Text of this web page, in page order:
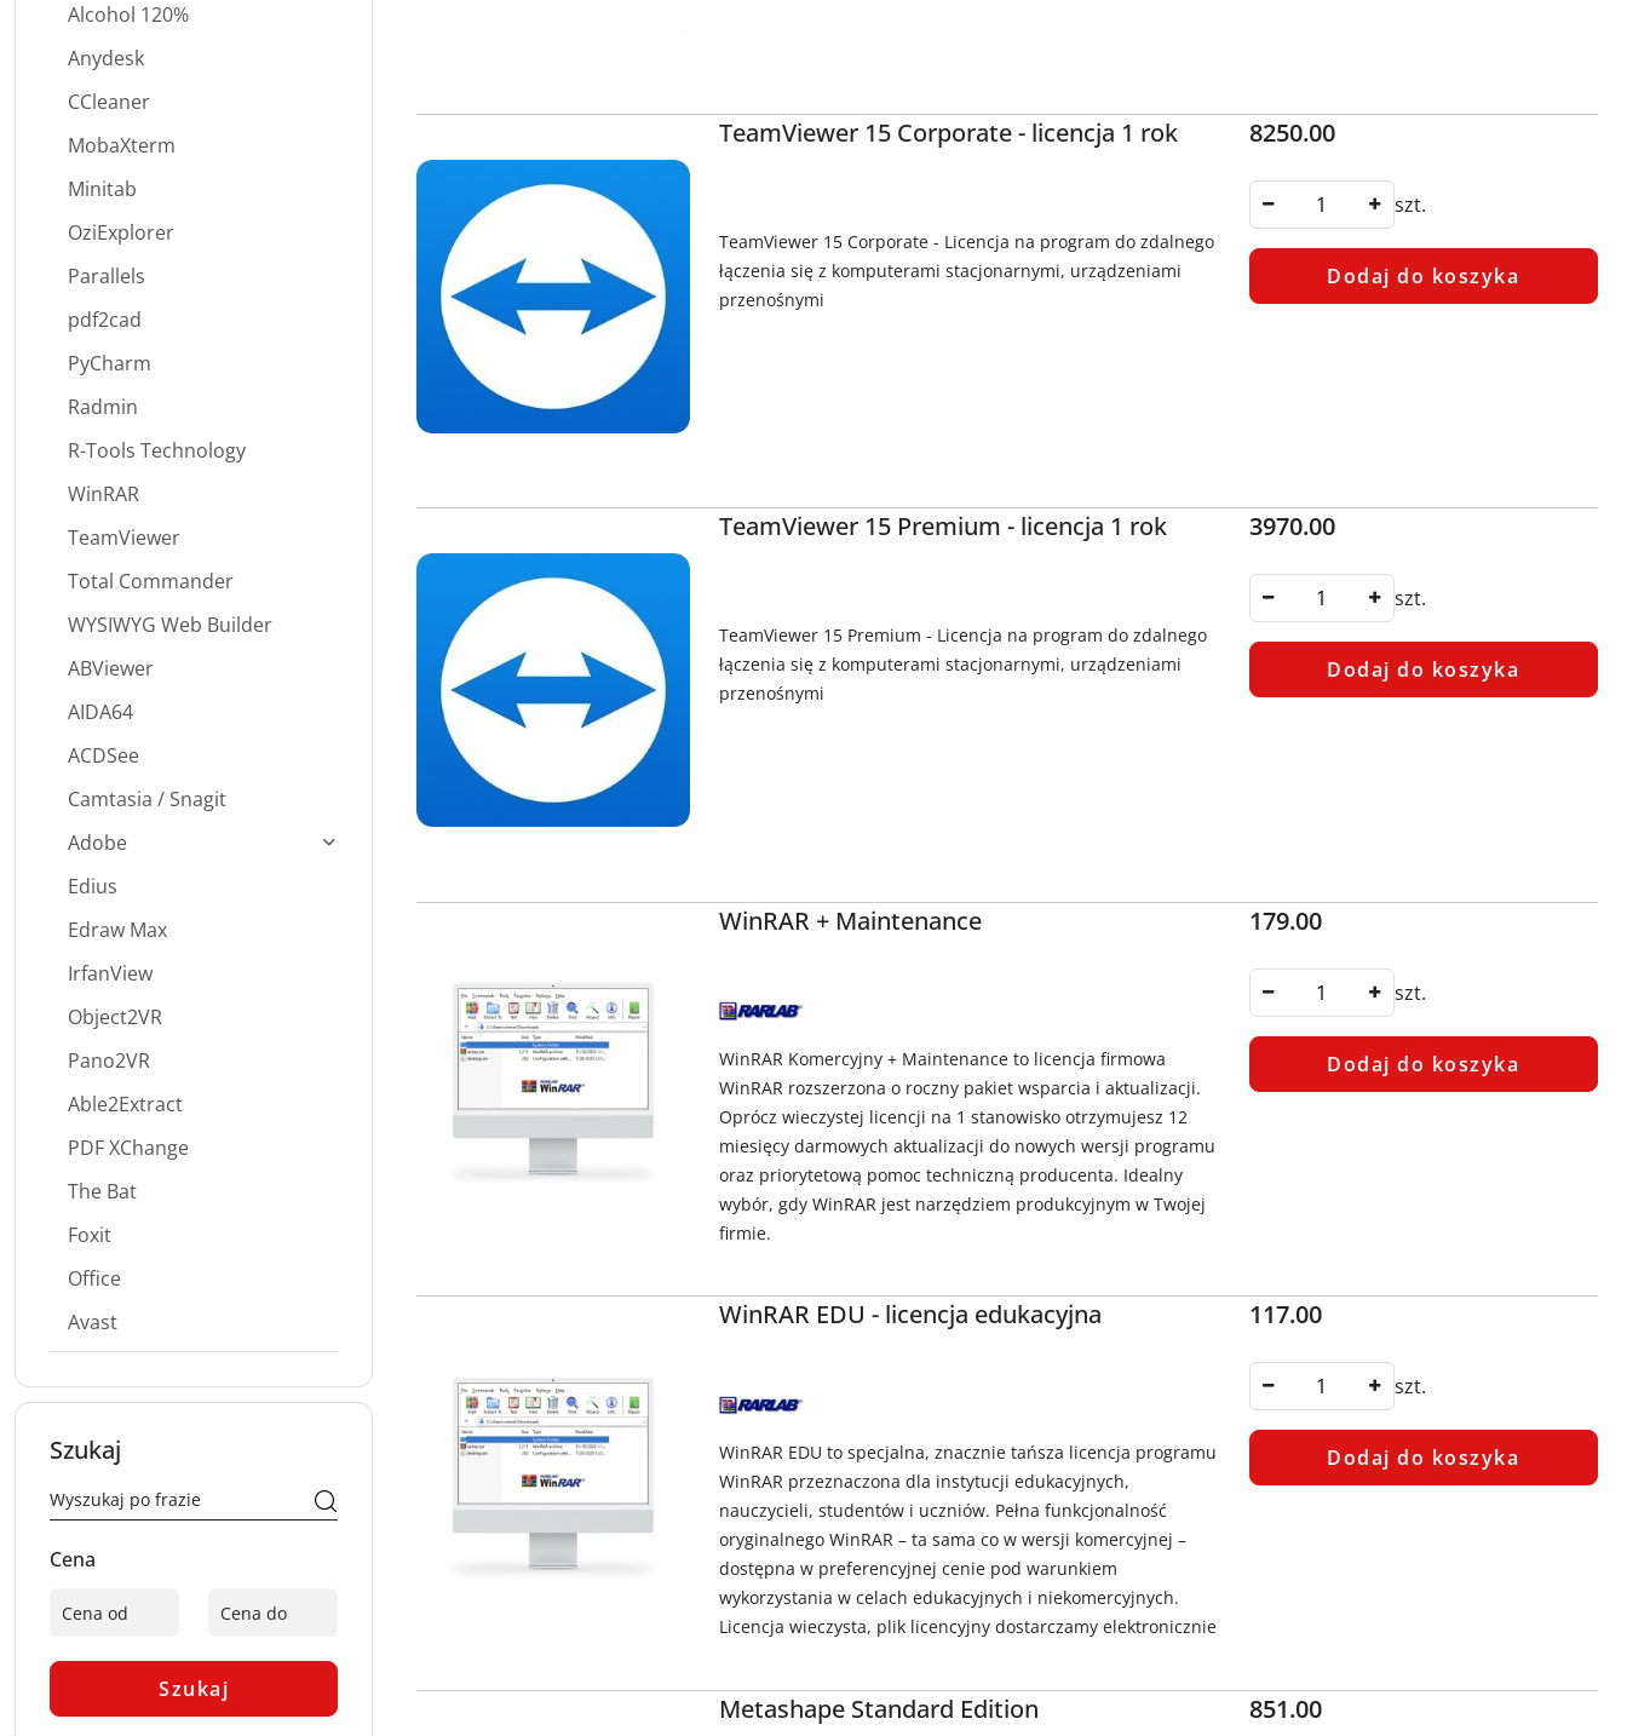
Alcohol 120%
Anydesk
CCleaner
MobaXterm
Minitab
OziExplorer
Parallels
pdf2cad
PyCharm
Radmin
R-Tools Technology
WinRAR
TeamViewer
Total Commander
WYSIWYG Web Builder
ABViewer
AIDA64
ACDSee
Camtasia / Snagit
Adobe
Edius
Edraw Max
IrfanView
Object2VR
Pano2VR
Able2Extract
PDF XChange
The Bat
Foxit
Office
Avast
Szukaj
Cena
Szukaj
TeamViewer 15 Corporate - licencja 1 rok
TeamViewer 15 Corporate - Licencja na program do zdalnego
łączenia się z komputerami stacjonarnymi, urządzeniami
przenośnymi
Cena:
8250.00
szt.
Dodaj do koszyka
TeamViewer 15 Premium - licencja 1 rok
TeamViewer 15 Premium - Licencja na program do zdalnego
łączenia się z komputerami stacjonarnymi, urządzeniami
przenośnymi
Cena:
3970.00
szt.
Dodaj do koszyka
WinRAR + Maintenance
NAZWA
PRODUCENTA:
GMBH
WinRAR Komercyjny + Maintenance to licencja firmowa
WinRAR rozszerzona o roczny pakiet wsparcia i aktualizacji.
Oprócz wieczystej licencji na 1 stanowisko otrzymujesz 12
miesięcy darmowych aktualizacji do nowych wersji programu
oraz priorytetową pomoc techniczną producenta. Idealny
wybór, gdy WinRAR jest narzędziem produkcyjnym w Twojej
firmie.
Cena:
179.00
szt.
Dodaj do koszyka
WinRAR EDU - licencja edukacyjna
NAZWA
PRODUCENTA:
GMBH
WinRAR EDU to specjalna, znacznie tańsza licencja programu
WinRAR przeznaczona dla instytucji edukacyjnych,
nauczycieli, studentów i uczniów. Pełna funkcjonalność
oryginalnego WinRAR – ta sama co w wersji komercyjnej –
dostępna w preferencyjnej cenie pod warunkiem
wykorzystania w celach edukacyjnych i niekomercyjnych.
Licencja wieczysta, plik licencyjny dostarczamy elektronicznie
Cena:
117.00
szt.
Dodaj do koszyka
Metashape Standard Edition Cena:
851.00